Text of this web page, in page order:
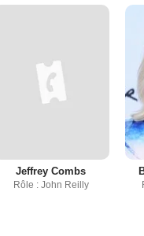
Jeffrey Combs
Rôle : John Reilly